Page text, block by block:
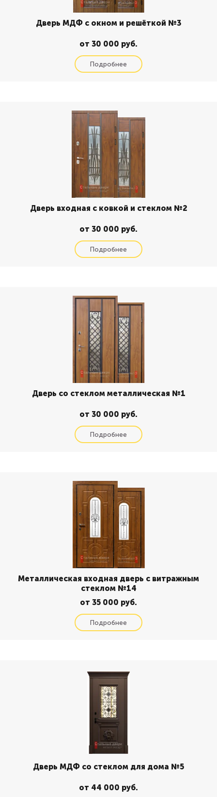
Дверь МДФ с окном и решёткой №3
от 30 000 руб.
Дверь входная с ковкой и стеклом №2
от 30 000 руб.
Дверь со стеклом металлическая №1
от 30 000 руб.
Металлическая входная дверь с витражным
стеклом №14
от 35 000 руб.
Дверь МДФ со стеклом для дома №5
от 44 000 руб.